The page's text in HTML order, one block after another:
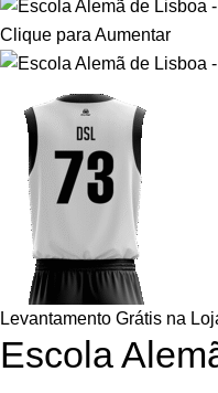
Clique para Aumentar
Levantamento Grátis na
Escola